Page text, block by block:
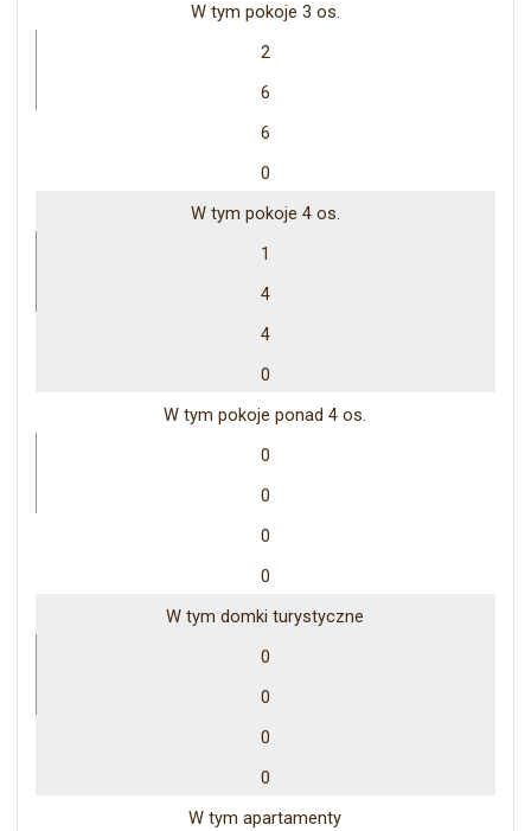
W tym pokoje 3 os.
2
6
6
0
W tym pokoje 4 os.
1
4
4
0
W tym pokoje ponad 4 os.
0
0
0
0
W tym domki turystyczne
0
0
0
0
W tym apartamenty